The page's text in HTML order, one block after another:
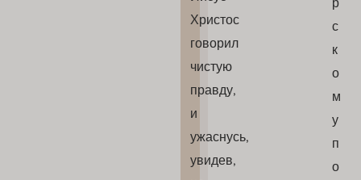
Христос
говорил
чистую
правду,
и
ужаснусь,
увидев,
с
к
о
м
у
п
о